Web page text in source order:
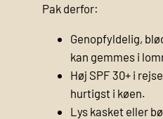
Pak derfor:
Genopfyldelig,
kan gemmes i
Høj SPF 30+ i
hurtigst i køen.
Lys kasket eller